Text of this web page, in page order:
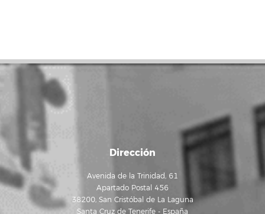
Dirección
Avenida de la Trinidad, 61
Apartado Postal 456
38200, San Cristóbal de La Laguna
Santa Cruz de Tenerife - España